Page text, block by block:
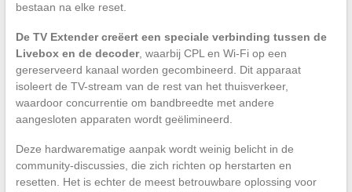
bestaan na elke reset.
De TV Extender creëert een speciale verbinding tussen de
Livebox en de decoder, waarbij CPL en Wi-Fi op een
gereserveerd kanaal worden gecombineerd. Dit apparaat
isoleert de TV-stream van de rest van het thuisverkeer,
waardoor concurrentie om bandbreedte met andere
aangesloten apparaten wordt geëlimineerd.
Deze hardwarematige aanpak wordt weinig belicht in de
community-discussies, die zich richten op herstarten en
resetten. Het is echter de meest betrouwbare oplossing voor